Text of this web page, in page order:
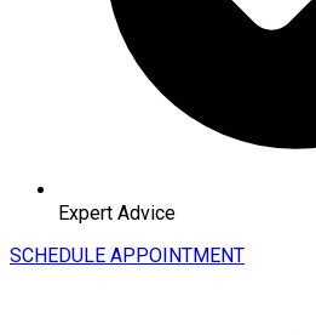
Expert Advice
SCHEDULE APPOINTMENT